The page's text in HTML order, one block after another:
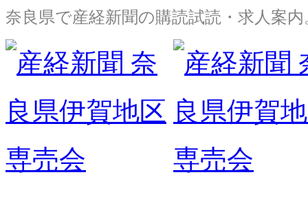
奈良県で産経新聞の購読試読・求人案内